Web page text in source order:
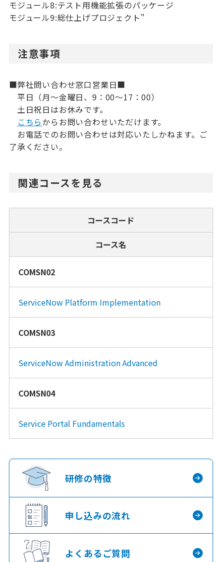
モジュール8:テスト用機能拡張のパッケージ
モジュール9:総仕上げプロジェクト"
注意事項
■弊社問い合わせ窓口営業日■
平日（月～金曜日、9：00～17：00）
土日祝日はお休みです。
こちらからお問い合わせいただけます。
お電話でのお問い合わせは対応いたしかねます。ご
了承ください。
関連コースを見る
コースコード
コース名
COMSN02
ServiceNow Platform Implementation
COMSN03
ServiceNow Administration Advanced
COMSN04
Service Portal Fundamentals
研修の特徴
申し込みの流れ
よくあるご質問